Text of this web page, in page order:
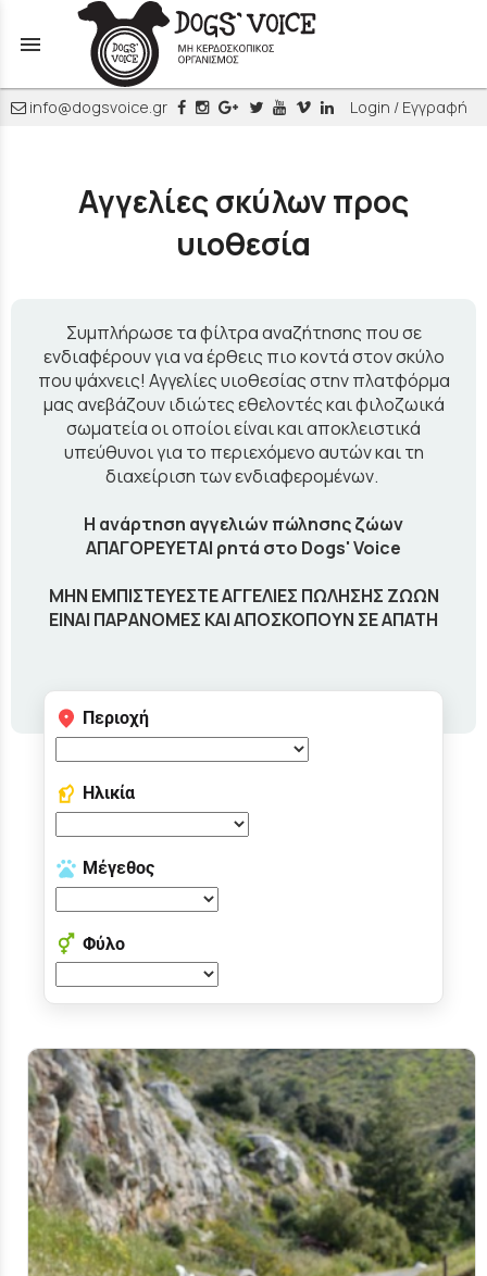
menu
info@dogsvoice.gr Login / Εγγραφή
Αγγελίες σκύλων προς
υιοθεσία
Συμπλήρωσε τα φίλτρα αναζήτησης που σε
ενδιαφέρουν για να έρθεις πιο κοντά στον σκύλο
που ψάχνεις! Αγγελίες υιοθεσίας στην πλατφόρμα
μας ανεβάζουν ιδιώτες εθελοντές και φιλοζωικά
σωματεία οι οποίοι είναι και αποκλειστικά
υπεύθυνοι για το περιεχόμενο αυτών και τη
διαχείριση των ενδιαφερομένων.
Η ανάρτηση αγγελιών πώλησης ζώων
ΑΠΑΓΟΡΕΥΕΤΑΙ ρητά στο Dogs' Voice
ΜΗΝ ΕΜΠΙΣΤΕΥΕΣΤΕ ΑΓΓΕΛΙΕΣ ΠΩΛΗΣΗΣ ΖΩΩΝ
ΕΙΝΑΙ ΠΑΡΑΝΟΜΕΣ ΚΑΙ ΑΠΟΣΚΟΠΟΥΝ ΣΕ ΑΠΑΤΗ
Περιοχή
Ηλικία
Μέγεθος
Φύλο